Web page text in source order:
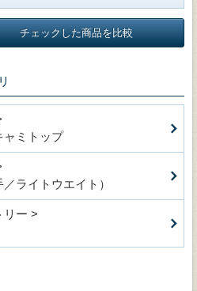
チェックした商品を比較
ャミトップ
ライトウエイト）
リー >